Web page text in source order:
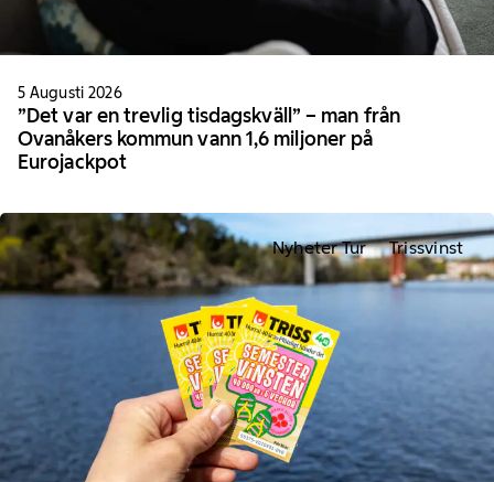
5 Augusti 2026
”Det var en trevlig tisdagskväll” – man från
Ovanåkers kommun vann 1,6 miljoner på
Eurojackpot
Nyheter Tur Trissvinst